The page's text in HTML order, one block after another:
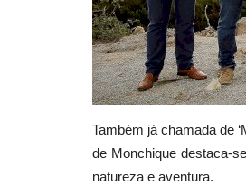
Também já chamada de
de Monchique destaca-
natureza e aventura.